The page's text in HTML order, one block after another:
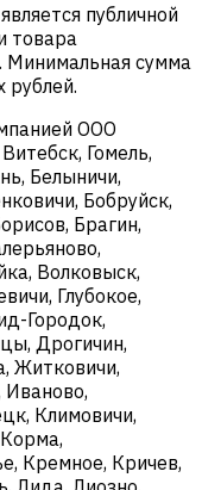
публичной
товара
сумма
рублей.
ООО
Гомель,
Белыничи,
Бобруйск,
Брагин,
Волковыск,
Глубокое,
Городок,
Дрогичин,
Житковичи,
Иваново,
Климовичи,
Кремное, Кричев,